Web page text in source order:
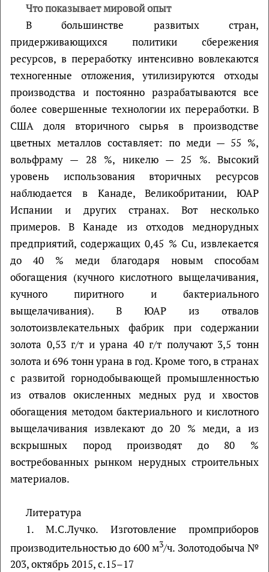
Что показывает мировой опыт
В большинстве развитых стран,
придерживающихся политики сбережения
ресурсов, в переработку интенсивно вовлекаются
техногенные отложения, утилизируются отходы
производства и постоянно разрабатываются все
более совершенные технологии их переработки. В
США доля вторичного сырья в производстве
цветных металлов составляет: по меди — 55 %,
вольфраму — 28 %, никелю — 25 %. Высокий
уровень использования вторичных ресурсов
наблюдается в Канаде, Великобритании, ЮАР
Испании и других странах. Вот несколько
примеров. В Канаде из отходов меднорудных
предприятий, содержащих 0,45 % Cu, извлекается
до 40 % меди благодаря новым способам
обогащения (кучного кислотного выщелачивания,
кучного пиритного и бактериального
выщелачивания). В ЮАР из отвалов
золотоизвлекательных фабрик при содержании
золота 0,53 г/т и урана 40 г/т получают 3,5 тонн
золота и 696 тонн урана в год. Кроме того, в странах
с развитой горнодобывающей промышленностью
из отвалов окисленных медных руд и хвостов
обогащения методом бактериального и кислотного
выщелачивания извлекают до 20 % меди, а из
вскрышных пород производят до 80 %
востребованных рынком нерудных строительных
материалов.
Литература
1. М.С.Лучко. Изготовление промприборов
производительностью до 600 м3/ч. Зoлотодобыча №
203, октябрь 2015, с.15–17